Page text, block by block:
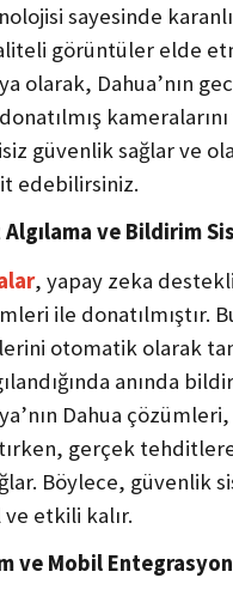
sayesinde
görüntüler elde
olarak, Dahua’nın
güvenlik sağlar ve
edebilirsiniz.
Algılama ve Bildirim
, yapay zeka
ile donatılmıştır.
otomatik olarak
anında
Dahua
gerçek tehditlere
Böylece, güvenlik
etkili kalır.
ve Mobil Entegrasyon